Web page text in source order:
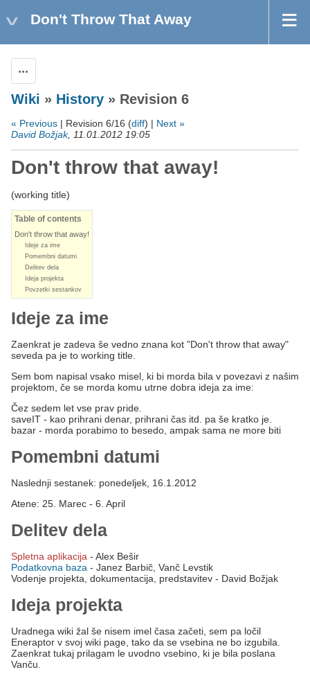
Don't Throw That Away
Wiki » History » Revision 6
« Previous | Revision 6/16 (diff) | Next »
David Božjak, 11.01.2012 19:05
Don't throw that away!
(working title)
Table of contents
Don't throw that away!
Ideje za ime
Pomembni datumi
Delitev dela
Ideja projekta
Povzetki sestankov
Ideje za ime
Zaenkrat je zadeva še vedno znana kot "Don't throw that away"
seveda pa je to working title.
Sem bom napisal vsako misel, ki bi morda bila v povezavi z našim
projektom, če se morda komu utrne dobra ideja za ime:
Čez sedem let vse prav pride.
saveIT - kao prihrani denar, prihrani čas itd. pa še kratko je.
bazar - morda porabimo to besedo, ampak sama ne more biti
Pomembni datumi
Naslednji sestanek: ponedeljek, 16.1.2012
Atene: 25. Marec - 6. April
Delitev dela
Spletna aplikacija - Alex Bešir
Podatkovna baza - Janez Barbič, Vanč Levstik
Vodenje projekta, dokumentacija, predstavitev - David Božjak
Ideja projekta
Uradnega wiki žal še nisem imel časa začeti, sem pa ločil
Eneraptor v svoj wiki page, tako da se vsebina ne bo izgubila.
Zaenkrat tukaj prilagam le uvodno vsebino, ki je bila poslana
Vanču.